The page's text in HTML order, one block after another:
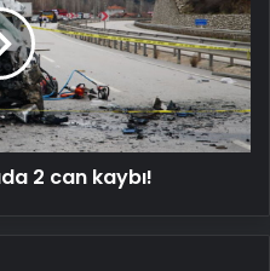
2 can kaybı!